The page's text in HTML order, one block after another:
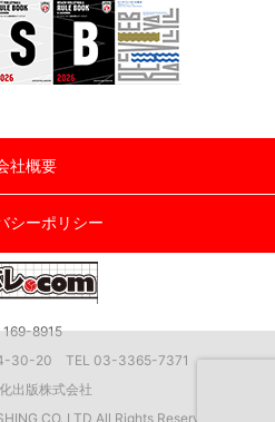
社概要
シーポリシー
169-8915
4-30-20 TEL 03-3365-7371
出版株式会社
CO.,LTD All Rights Reserved